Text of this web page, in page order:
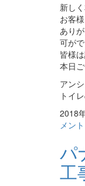
新し
お客
あり
可が
皆様
本日
アン
トイ
2018
メント
パ
工